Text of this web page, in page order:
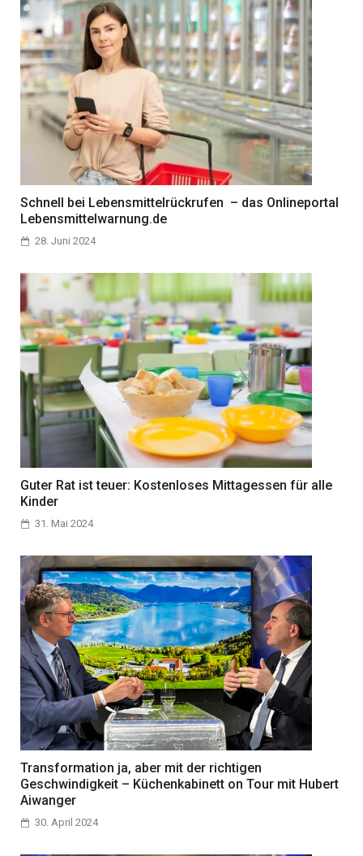
Schnell bei Lebensmittelrückrufen – das Onlineportal
Lebensmittelwarnung.de
28. Juni 2024
Guter Rat ist teuer: Kostenloses Mittagessen für alle
Kinder
31. Mai 2024
Transformation ja, aber mit der richtigen
Geschwindigkeit – Küchenkabinett on Tour mit Hubert
Aiwanger
30. April 2024